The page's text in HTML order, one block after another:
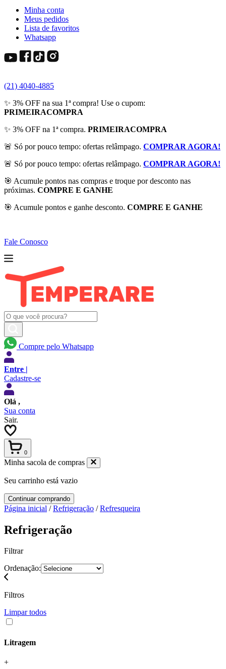
Minha conta
Meus pedidos
Lista de favoritos
Whatsapp
(21) 4040-4885
✨ 3% OFF na sua 1ª compra! Use o cupom:
PRIMEIRACOMPRA
✨ 3% OFF na 1ª compra. PRIMEIRACOMPRA
🚨 Só por pouco tempo: ofertas relâmpago. COMPRAR AGORA!
🚨 Só por pouco tempo: ofertas relâmpago. COMPRAR AGORA!
🎯 Acumule pontos nas compras e troque por desconto nas
próximas. COMPRE E GANHE
🎯 Acumule pontos e ganhe desconto. COMPRE E GANHE
Fale Conosco
Compre pelo Whatsapp
Entre |
Cadastre-se
Olá ,
Sua conta
Sair.
0
Minha sacola de compras
Seu carrinho está vazio
Continuar comprando
Página inicial /Refrigeração /Refresqueira
Refrigeração
Filtrar
Ordenação:
Filtros
Limpar todos
Litragem
+